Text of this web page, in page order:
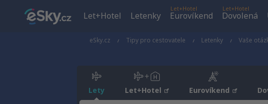
Let+Hotel Letenky
Let+Hotel
Eurovíkend
Let+Hotel
Dovolená
eSky.cz Tipy pro cestovatele Letenky Vaše
Lety Let+Hotel Eurovíkend